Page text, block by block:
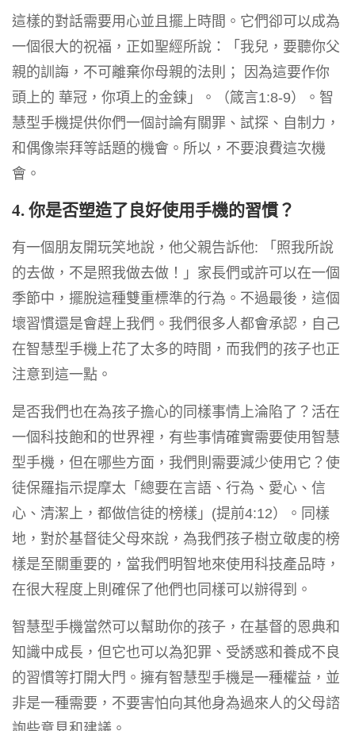
這樣的對話需要用心並且擺上時間。它們卻可以成為
一個很大的祝福，正如聖經所說：「我兒，要聽你父
親的訓誨，不可離棄你母親的法則； 因為這要作你
頭上的 華冠，你項上的金鍊」。（箴言1:8-9）。智
慧型手機提供你們一個討論有關罪、試探、自制力，
和偶像崇拜等話題的機會。所以，不要浪費這次機
會。
4. 你是否塑造了良好使用手機的習慣？
有一個朋友開玩笑地說，他父親告訴他: 「照我所說
的去做，不是照我做去做！」家長們或許可以在一個
季節中，擺脫這種雙重標準的行為。不過最後，這個
壞習慣還是會趕上我們。我們很多人都會承認，自己
在智慧型手機上花了太多的時間，而我們的孩子也正
注意到這一點。
是否我們也在為孩子擔心的同樣事情上淪陷了？活在
一個科技飽和的世界裡，有些事情確實需要使用智慧
型手機，但在哪些方面，我們則需要減少使用它？使
徒保羅指示提摩太「總要在言語、行為、愛心、信
心、清潔上，都做信徒的榜樣」(提前4:12）。同樣
地，對於基督徒父母來說，為我們孩子樹立敬虔的榜
樣是至關重要的，當我們明智地來使用科技產品時，
在很大程度上則確保了他們也同樣可以辦得到。
智慧型手機當然可以幫助你的孩子，在基督的恩典和
知識中成長，但它也可以為犯罪、受誘惑和養成不良
的習慣等打開大門。擁有智慧型手機是一種權益，並
非是一種需要，不要害怕向其他身為過來人的父母諮